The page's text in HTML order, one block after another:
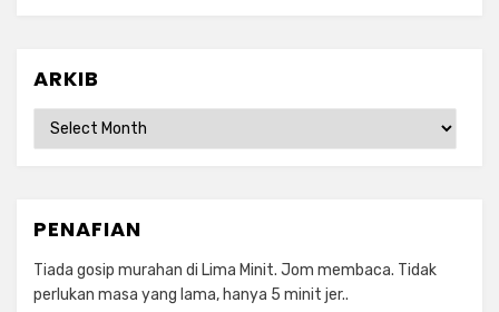
ARKIB
ARKIB
PENAFIAN
Tiada gosip murahan di Lima Minit. Jom membaca. Tidak
perlukan masa yang lama, hanya 5 minit jer..